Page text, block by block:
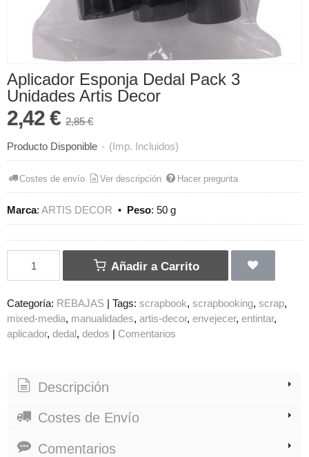
Aplicador Esponja Dedal Pack 3
Unidades Artis Decor
2,42 € 2,85 €
Producto Disponible - (Imp. Incluidos)
Costes de envío Ver descripción Hacer pregunta
Marca: ARTIS DECOR • Peso: 50 g
Añadir a Carrito
Categoría: REBAJAS Tags: scrapbook scrapbooking scrap
mixed-media manualidades artis-decor envejecer entintar
aplicador dedal dedos Comentarios
Descripción
Costes de Envío
Comentarios